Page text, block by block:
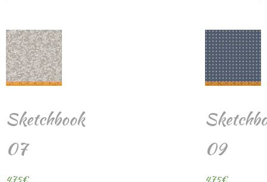
Sketchbook
07
4,75€
09
4,75€